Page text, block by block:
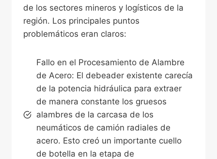
de los sectores mineros y logísticos de la
región. Los principales puntos
problemáticos eran claros:
Fallo en el Procesamiento de Alambre
de Acero: El debeader existente carecía
de la potencia hidráulica para extraer
de manera constante los gruesos
alambres de la carcasa de los
neumáticos de camión radiales de
acero. Esto creó un importante cuello
de botella en la etapa de